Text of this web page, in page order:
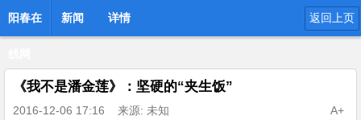
阳春在 新闻 详情 返回上页
《我不是潘金莲》：坚硬的“夹生饭”
2016-12-06 17:16 来源: 未知 A+